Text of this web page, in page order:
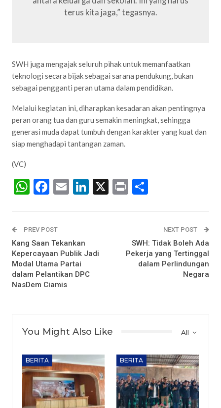
terus kita jaga,” tegasnya.
SWH juga mengajak seluruh pihak untuk memanfaatkan
teknologi secara bijak sebagai sarana pendukung, bukan
sebagai pengganti peran utama dalam pendidikan.
Melalui kegiatan ini, diharapkan kesadaran akan pentingnya
peran orang tua dan guru semakin meningkat, sehingga
generasi muda dapat tumbuh dengan karakter yang kuat dan
siap menghadapi tantangan zaman.
(VC)
WhatsApp
Facebook
EmailLinkedIn
X Print
PREV POST
Kang Saan Tekankan
Kepercayaan Publik Jadi
Modal Utama Partai
dalam Pelantikan DPC
NasDem Ciamis
NEXT POST
SWH: Tidak Boleh Ada
Pekerja yang Tertinggal
dalam Perlindungan
Negara
All
You Might Also Like
BERITA BERITA